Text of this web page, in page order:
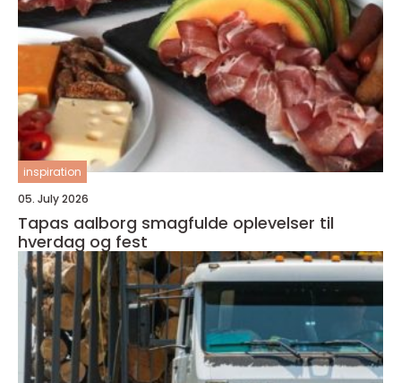
inspiration
05. July 2026
Tapas aalborg smagfulde oplevelser til
hverdag og fest